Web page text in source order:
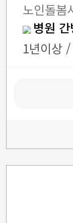
노인돌봄
병원
1년이상